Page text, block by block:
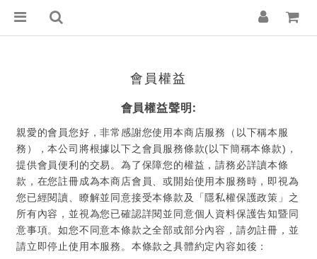
會員權益
會員權益聲明 :
親愛的會員您好，非常感謝您使用本商店服務（以下稱本服
務），本公司將根據以下之會員服務條款( 以下簡稱本條款) ，
提供會員便利的交易。為了保障您的權益，請務必詳讀本條
款，在您註冊成為本商店會員、或開始使用本服務時，即視為
您已經閱讀、瞭解並同意接受本條款及「隱私權保護政策」之
所有內容，並視為您已確認詳閱並同意個人資料保護告知暨同
意事項。如您不同意本條款之全部或部分內容，請勿註冊，並
請立即停止使用本服務。本條款之具體約定內容如後：